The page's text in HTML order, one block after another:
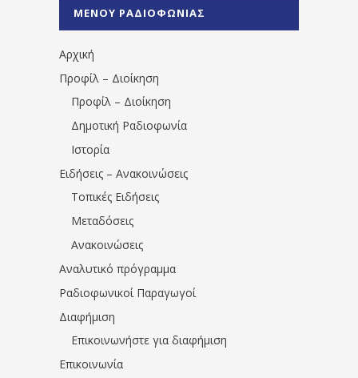
1531194763766854/" artist="" ]
ΜΕΝΟΥ ΡΑΔΙΟΦΩΝΙΑΣ
Αρχική
Προφίλ – Διοίκηση
Προφίλ – Διοίκηση
Δημοτική Ραδιοφωνία
Ιστορία
Ειδήσεις – Ανακοινώσεις
Τοπικές Ειδήσεις
Μεταδόσεις
Ανακοινώσεις
Αναλυτικό πρόγραμμα
Ραδιοφωνικοί Παραγωγοί
Διαφήμιση
Επικοινωνήστε για διαφήμιση
Επικοινωνία